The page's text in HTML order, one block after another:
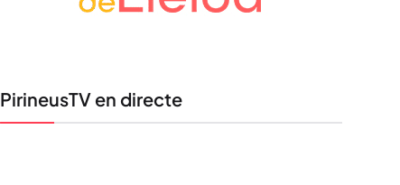
PirineusTV en directe